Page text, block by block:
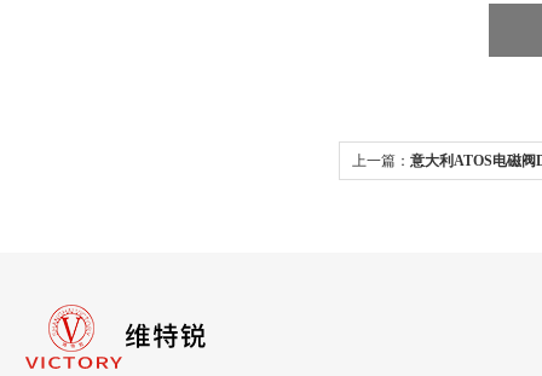
上一篇： 意大利ATOS电磁